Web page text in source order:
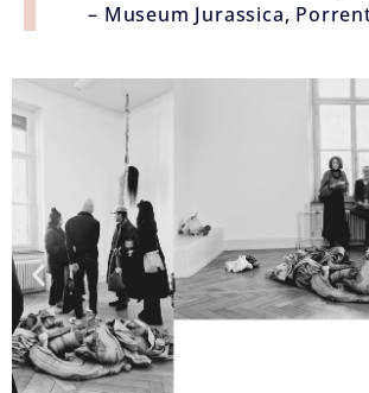
– Museum Jurassica,